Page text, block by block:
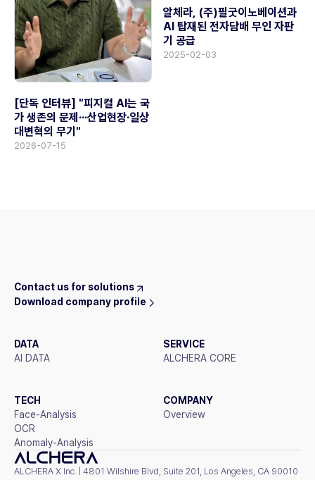
[단독 인터뷰] "피지컬 AI는 국
가 생존의 문제···산업현장·일상
대변혁의 무기"
2026-07-15
알체라, (주)필굿이노베이션과
AI 탑재된 전자담배 무인 자판
기 공급
2025-02-03
Contact us for solutions
Download company profile
DATA
AI DATA
SERVICE
ALCHERA CORE
TECH
Face-Analysis
OCR
Anomaly-Analysis
COMPANY
Overview
ALCHERA X Inc. | 4801 Wilshire Blvd, Suite 201, Los Angeles, CA 90010